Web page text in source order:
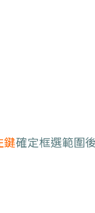
鍵確定框選範圍